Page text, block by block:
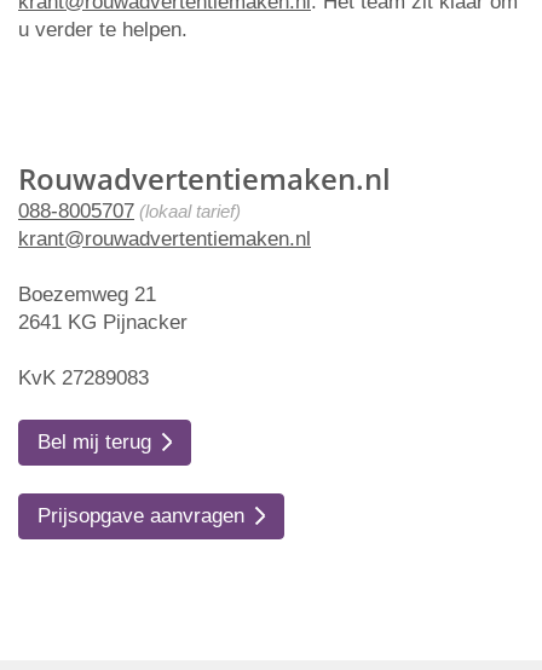
Rouwadvertentiemaken.nl
088-8005707 (lokaal tarief)
krant@rouwadvertentiemaken.nl
Boezemweg 21
2641 KG Pijnacker
KvK 27289083
Bel mij terug
Prijsopgave aanvragen
u verder te helpen.